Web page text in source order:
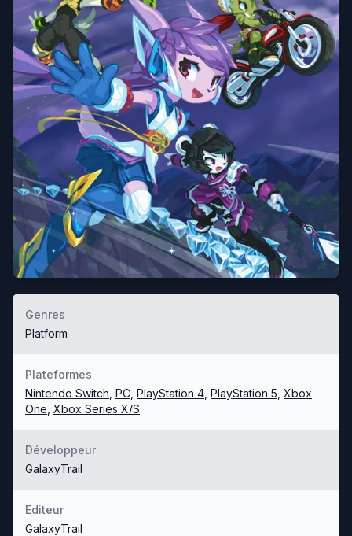
Genres
Platform
Plateformes
Nintendo Switch PC PlayStation 4 PlayStation 5 Xbox
One Xbox Series X/S
Développeur
GalaxyTrail
Editeur
GalaxyTrail